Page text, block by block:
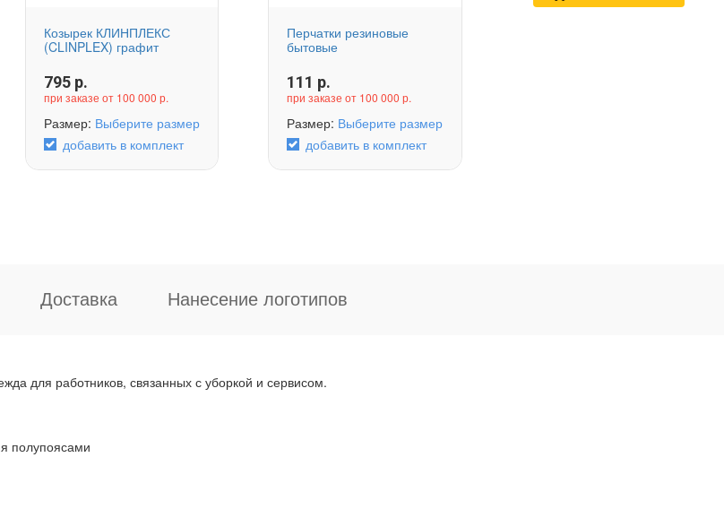
Козырек КЛИНПЛЕКС
(CLINPLEX) графит
795р.
при заказе от 100 000 р.
Размер: Выберите размер
добавить в комплект
Перчатки резиновые
бытовые
111 р.
при заказе от 100 000 р.
Размер: Выберите размер
добавить в комплект
Доставка Нанесение логотипов
для работников, связанных с уборкой и сервисом.
полупоясами